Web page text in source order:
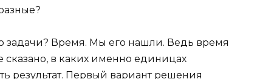
задачи? Время. Мы его нашли. Ведь время
сказано, в каких именно единицах
Первый вариант решения